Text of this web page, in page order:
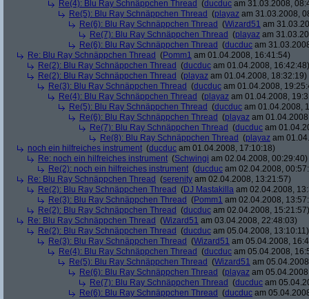
Re(4): Blu Ray Schnäppchen Thread (ducduc am 31.03.2008,
Re(5): Blu Ray Schnäppchen Thread (playaz am 31.03.2008,
Re(6): Blu Ray Schnäppchen Thread (Wizard51 am
Re(7): Blu Ray Schnäppchen Thread (playaz am
Re(6): Blu Ray Schnäppchen Thread (ducduc am
Re: Blu Ray Schnäppchen Thread (Pomm1 am 01.04.2008, 16:41:54)
Re(2): Blu Ray Schnäppchen Thread (ducduc am 01.04.2008, 16:42:48)
Re(2): Blu Ray Schnäppchen Thread (playaz am 01.04.2008, 18:32:19)
Re(3): Blu Ray Schnäppchen Thread (ducduc am 01.04.2008,
Re(4): Blu Ray Schnäppchen Thread (playaz am 01.04.2008,
Re(5): Blu Ray Schnäppchen Thread (ducduc am 01.04.2008,
Re(6): Blu Ray Schnäppchen Thread (playaz am
Re(7): Blu Ray Schnäppchen Thread (ducduc am
Re(8): Blu Ray Schnäppchen Thread (playaz am
noch ein hilfreiches instrument (ducduc am 01.04.2008, 17:10:18)
Re: noch ein hilfreiches instrument (Schwingi am 02.04.2008, 00:29:40)
Re(2): noch ein hilfreiches instrument (ducduc am 02.04.2008,
Re: Blu Ray Schnäppchen Thread (serenity am 02.04.2008, 13:21:57)
Re(2): Blu Ray Schnäppchen Thread (DJ Mastakilla am 02.04.2008,
Re(3): Blu Ray Schnäppchen Thread (Pomm1 am 02.04.2008,
Re(2): Blu Ray Schnäppchen Thread (ducduc am 02.04.2008, 15:21:57)
Re: Blu Ray Schnäppchen Thread (Wizard51 am 03.04.2008, 22:48:03)
Re(2): Blu Ray Schnäppchen Thread (ducduc am 05.04.2008, 13:10:11)
Re(3): Blu Ray Schnäppchen Thread (Wizard51 am 05.04.2008,
Re(4): Blu Ray Schnäppchen Thread (ducduc am 05.04.2008,
Re(5): Blu Ray Schnäppchen Thread (Wizard51 am
Re(6): Blu Ray Schnäppchen Thread (playaz am
Re(7): Blu Ray Schnäppchen Thread (ducduc am
Re(6): Blu Ray Schnäppchen Thread (ducduc am